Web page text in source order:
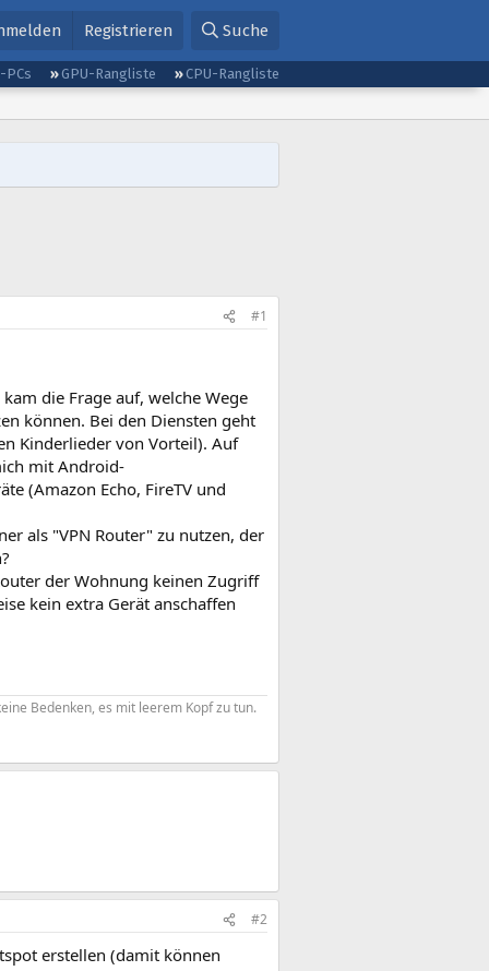
Registrieren Suche
PCs GPU-Rangliste
CPU-Rangliste
#1
die Frage auf, welche Wege
können. Bei den Diensten geht
Kinderlieder von Vorteil). Auf
mit Android-
(Amazon Echo, FireTV und
als "VPN Router" zu nutzen, der
der Wohnung keinen Zugriff
kein extra Gerät anschaffen
Bedenken, es mit leerem Kopf zu tun.​
#2
erstellen (damit können